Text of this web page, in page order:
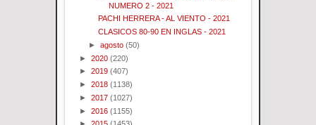
NUMERO 2 - 2021
PACHI HERRERA - AL VIENTO - 2021
CLASICOS 80-90 EN INGLAS - 2021
►agosto (50)
► 2020 (220)
► 2019 (407)
► 2018 (1138)
► 2017 (1027)
► 2016 (1155)